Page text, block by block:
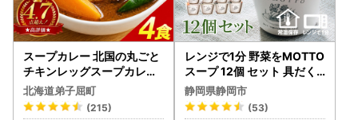
スープカレー 北国の丸ごと
チキンレッグスープカレー
4個 3739
北海道弟子屈町
(215)
レンジで1分 野菜をMOTTO
スープ 12個 セット 具だく
さんスープ 朝食 惣菜 国産
野菜 常温保存
静岡県静岡市
(53)